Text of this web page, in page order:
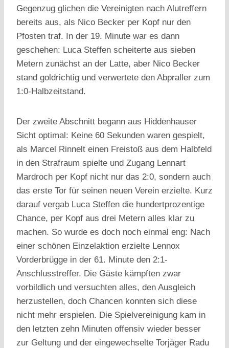
Gegenzug glichen die Vereinigten nach Alutreffern
bereits aus, als Nico Becker per Kopf nur den
Pfosten traf. In der 19. Minute war es dann
geschehen: Luca Steffen scheiterte aus sieben
Metern zunächst an der Latte, aber Nico Becker
stand goldrichtig und verwertete den Abpraller zum
1:0-Halbzeitstand.
Der zweite Abschnitt begann aus Hiddenhauser
Sicht optimal: Keine 60 Sekunden waren gespielt,
als Marcel Rinnelt einen Freistoß aus dem Halbfeld
in den Strafraum spielte und Zugang Lennart
Mardroch per Kopf nicht nur das 2:0, sondern auch
das erste Tor für seinen neuen Verein erzielte. Kurz
darauf vergab Luca Steffen die hundertprozentige
Chance, per Kopf aus drei Metern alles klar zu
machen. So wurde es doch noch einmal eng: Nach
einer schönen Einzelaktion erzielte Lennox
Vorderbrügge in der 61. Minute den 2:1-
Anschlusstreffer. Die Gäste kämpften zwar
vorbildlich und versuchten alles, den Ausgleich
herzustellen, doch Chancen konnten sich diese
nicht mehr erspielen. Die Spielvereinigung kam in
den letzten zehn Minuten offensiv wieder besser
zur Geltung und der eingewechselte Torjäger Radu